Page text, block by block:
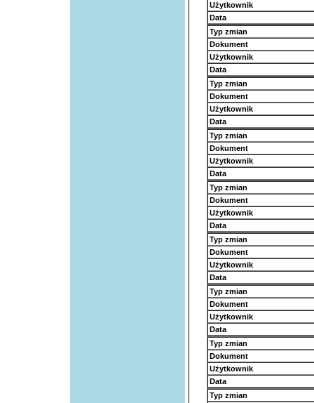
Użytkownik
Data
Typ zmian
Dokument
Użytkownik
Data
Typ zmian
Dokument
Użytkownik
Data
Typ zmian
Dokument
Użytkownik
Data
Typ zmian
Dokument
Użytkownik
Data
Typ zmian
Dokument
Użytkownik
Data
Typ zmian
Dokument
Użytkownik
Data
Typ zmian
Dokument
Użytkownik
Data
Typ zmian